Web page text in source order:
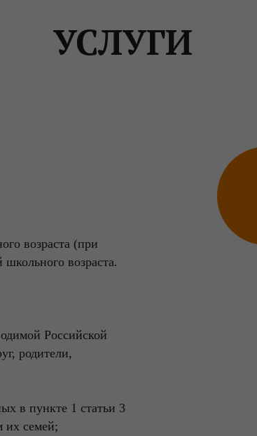
УСЛУГИ
возраста (при
возраста.
Российской
родители,
в пункте 1 статьи 3
их семей;